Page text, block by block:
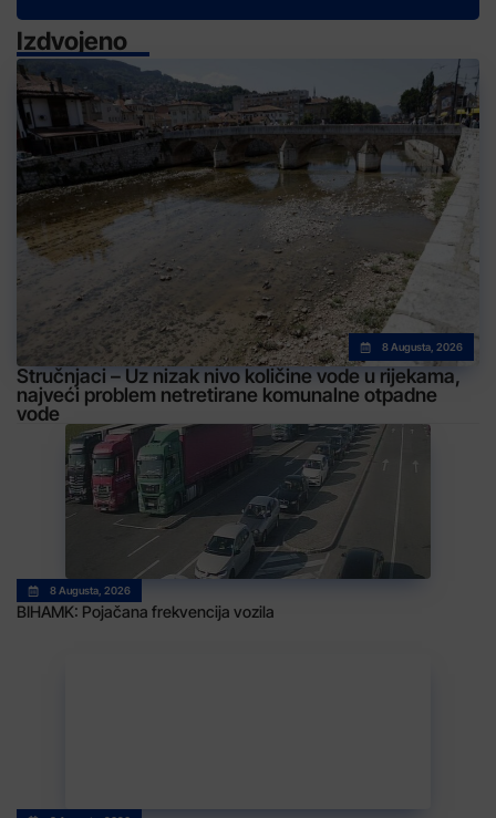
Izdvojeno
8 Augusta, 2026
Stručnjaci – Uz nizak nivo količine vode u rijekama,
najveći problem netretirane komunalne otpadne
vode
8 Augusta, 2026
BIHAMK: Pojačana frekvencija vozila